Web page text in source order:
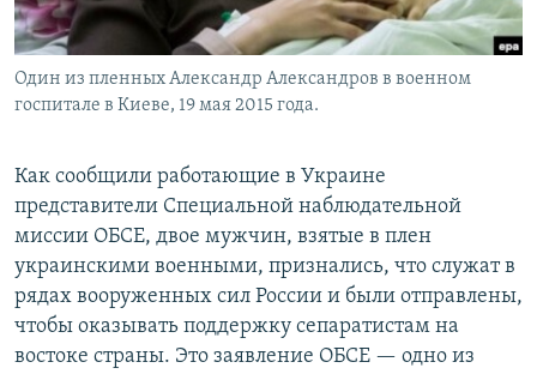
Հայերեն
English
Русский
Все сайты Радио Азатутюн
Один из пленных Александр Александров в военном
госпитале в Киеве, 19 мая 2015 года.
Как сообщили работающие в Украине
представители Специальной наблюдательной
миссии ОБСЕ, двое мужчин, взятые в плен
украинскими военными, признались, что служат в
рядах вооруженных сил России и были отправлены,
чтобы оказывать поддержку сепаратистам на
востоке страны. Это заявление ОБСЕ — одно из